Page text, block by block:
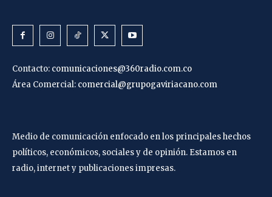
Contacto: comunicaciones@360radio.com.co
Área Comercial: comercial@grupogaviriacano.com
Medio de comunicación enfocado en los principales hechos
políticos, económicos, sociales y de opinión. Estamos en
radio, internet y publicaciones impresas.